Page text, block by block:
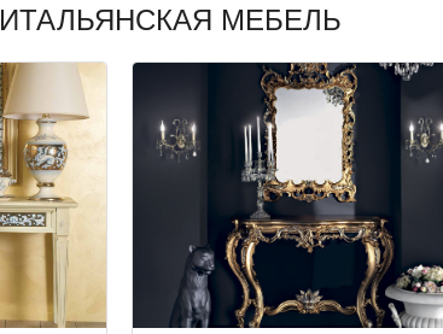
ИТАЛЬЯНСКАЯ МЕБЕЛЬ